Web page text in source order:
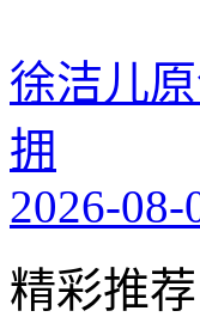
徐洁儿
拥
2026-08-
精彩推荐